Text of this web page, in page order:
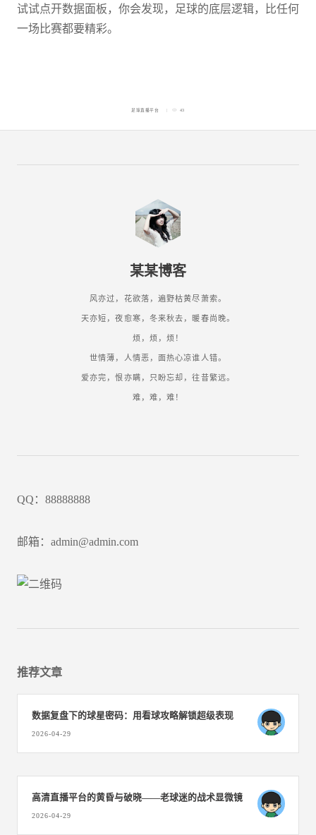
试试点开数据面板，你会发现，足球的底层逻辑，比任何
一场比赛都要精彩。
足球直播平台 43
某某博客
风亦过，花欲落，遍野枯黄尽萧索。
天亦短，夜愈寒，冬来秋去，暖春尚晚。
烦，烦，烦！
世情薄，人情恶，面热心凉谁人错。
爱亦完，恨亦瞒，只盼忘却，往昔繁远。
难，难，难！
QQ：88888888
邮箱：admin@admin.com
推荐文章
数据复盘下的球星密码：用看球攻略解锁超级表现
2026-04-29
高清直播平台的黄昏与破晓——老球迷的战术显微镜
2026-04-29